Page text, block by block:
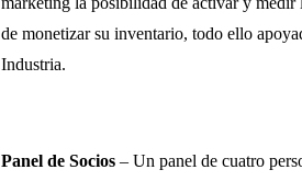
de monetizar su inventario, todo ello
Industria.
Panel de Socios – Un panel de cuatro